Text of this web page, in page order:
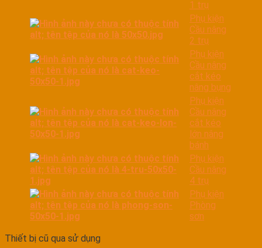
1 trụ
Phụ kiện
Cầu nâng
2 trụ
Phụ kiện
Cầu nâng
cắt kéo
nâng bụng
Phụ kiện
Cầu nâng
cắt kéo
lớn nâng
bánh
Phụ kiện
Cầu nâng
4 trụ
Phụ kiện
Phòng
sơn
Thiết bị cũ qua sử dụng